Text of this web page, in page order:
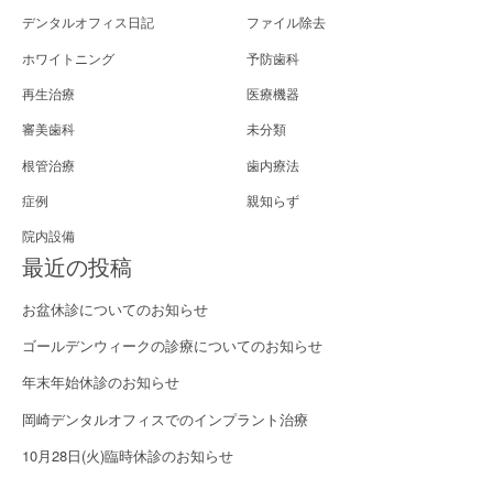
デンタルオフィス日記
ファイル除去
ホワイトニング
予防歯科
再生治療
医療機器
審美歯科
未分類
根管治療
歯内療法
症例
親知らず
院内設備
最近の投稿
お盆休診についてのお知らせ
ゴールデンウィークの診療についてのお知らせ
年末年始休診のお知らせ
岡崎デンタルオフィスでのインプラント治療
10月28日(火)臨時休診のお知らせ